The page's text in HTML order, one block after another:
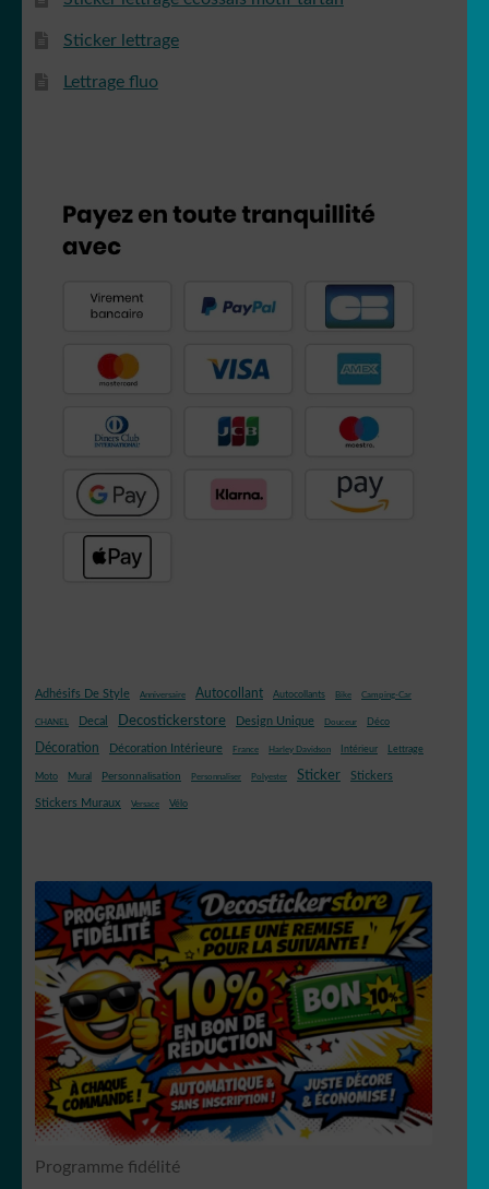
Sticker lettrage
Lettrage fluo
Adhésifs De Style Anniversaire Autocollant Autocollants Bike Camping-Car
CHANEL Decal Decostickerstore Design Unique Douceur Déco
Décoration Décoration Intérieure France Harley Davidson Intérieur Lettrage
Moto Mural Personnalisation Personnaliser Polyester Sticker Stickers
Stickers Muraux Versace Vélo
Programme fidélité